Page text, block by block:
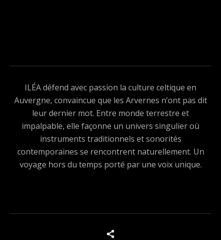
ILÉA défend avec passion la culture celtique en
Auvergne, convaincue que les Arvernes n’ont pas dit
leur dernier mot. Entre monde terrestre et
impalpable, elle façonne un univers singulier où
instruments traditionnels et sonorités
contemporaines se rencontrent naturellement. Un
voyage hors du temps porté par une voix unique.
Boutons des médias sociaux